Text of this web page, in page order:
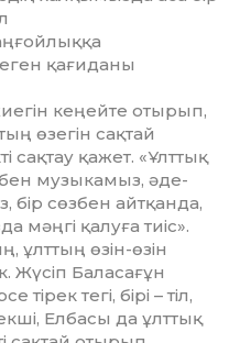
қағиданы
кеңей­те отырып,
өзегін сақтай
сақтау қажет. «Ұлттық
бен музыкамыз, әде­
бір сөзбен айтқанда,
қалуға тиіс».
өзін-өзін
Жүсіп Баласағұн
тегі, бірі – тіл,
Елбасы да ұлттық